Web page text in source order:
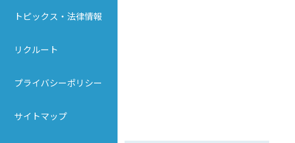
トピックス・法律情報
リクルート
プライバシーポリシー
サイトマップ